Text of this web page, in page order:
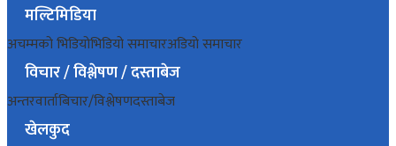
मल्टिमिडिया
अचम्मको भिडियोभिडियो समाचारअडियो समाचार
विचार / विश्लेषण / दस्ताबेज
अन्तरवार्ताबिचार/विश्लेषणदस्ताबेज
खेलकुद